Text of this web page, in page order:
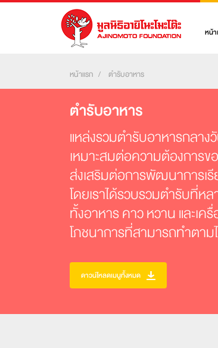
หน้
หน้าแรก ตำรับอาหาร
ตำรับอาหาร
แหล่งรวมตำรับอาหารกลา
เหมาะสมต่อความต้องการข
ส่งเสริมต่อการพัฒนาการเ
โดยเราได้รวบรวมตำรับที่ห
ทั้งอาหาร คาว หวาน และเ
โภชนาการที่สามารถทำตามไ
ดาวน์โหลดเมนูทั้งหมด